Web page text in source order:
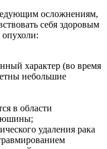
осложнениям,
себя здоровым
опухоли:
характер (во время
небольшие
в области
удаления рака